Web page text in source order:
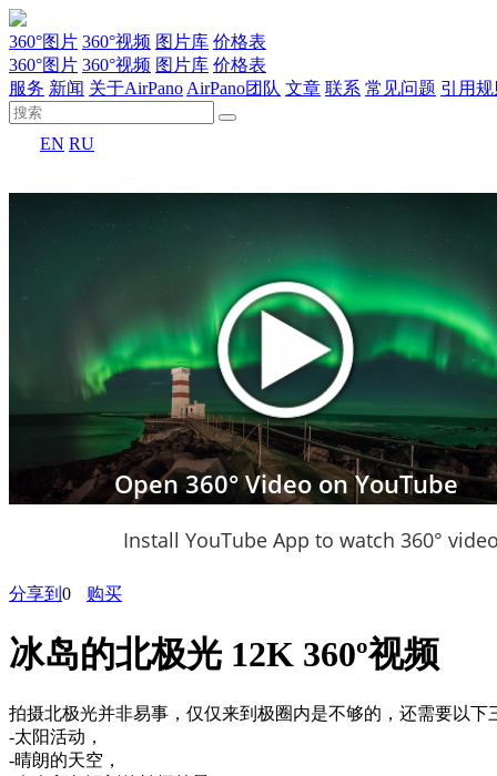
360°图片 360°视频 图片库 价格表
360°图片 360°视频 图片库 价格表
服务 新闻 关于AirPano AirPano团队 文章 联系 常见问题 引用
EN RU
Open 360° Video on YouTube
Install YouTube App to watch 360°
分享到 0 购买
冰岛的北极光 12K 360º视频
拍摄北极光并非易事，仅仅来到极圈内是不够的，还需要以下
-太阳活动，
-晴朗的天空，